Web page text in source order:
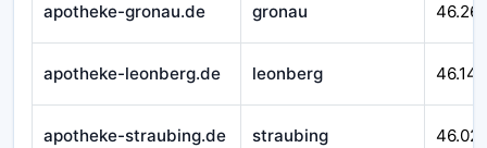
apotheke-gronau.de gronau
apotheke-leonberg.de leonberg 46.143
apotheke-straubing.de straubing